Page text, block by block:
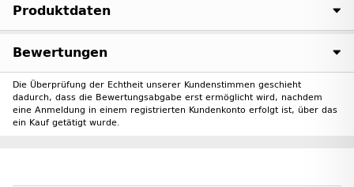
Produktdaten
Bewertungen
Die Überprüfung der Echtheit unserer Kundenstimmen geschieht
dadurch, dass die Bewertungsabgabe erst ermöglicht wird, nachdem
eine Anmeldung in einem registrierten Kundenkonto erfolgt ist, über das
ein Kauf getätigt wurde.